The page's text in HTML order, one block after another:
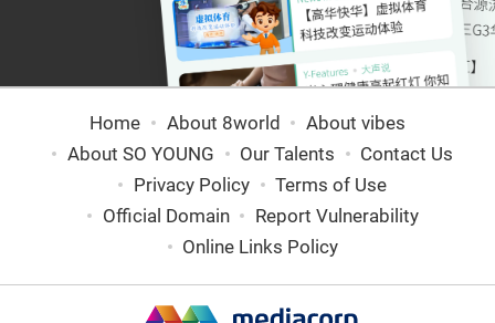
Home About 8world
About vibes
About SO YOUNG
Our Talents
Contact Us
Privacy Policy
Terms of Use
Official Domain
Report Vulnerability
Online Links Policy